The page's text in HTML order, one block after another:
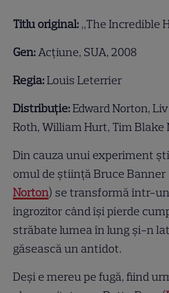
Titlu original: „The Incredible
Gen:Acțiune, SUA, 2008
Regia:Louis Leterrier
Distribuție:Edward Norton,
Roth, William Hurt, Tim Blake
Din cauza unui experiment
omul de știință Bruce Banner
Norton) se transformă într-
îngrozitor când își pierde
străbate lumea în lung şi-n
găsească un antidot.
Deși e mereu pe fugă, fiind